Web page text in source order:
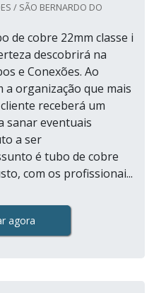
/ SÃO BERNARDO DO
de cobre 22mm classe i
descobrirá na
e Conexões. Ao
organização que mais
receberá um
sanar eventuais
a ser
é tubo de cobre
com os profissionai...
agora